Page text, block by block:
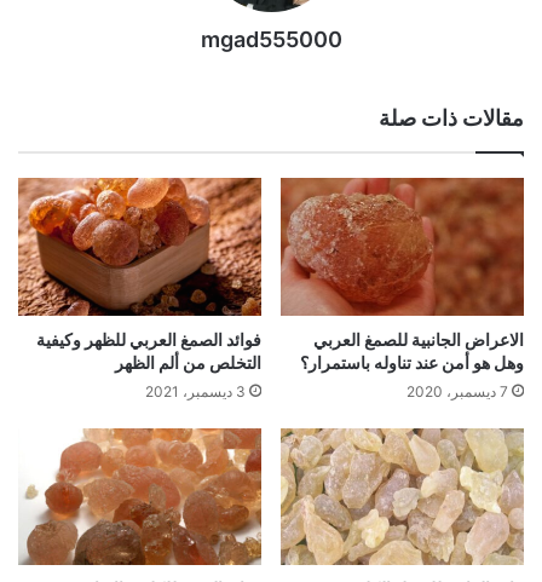
mgad555000
مقالات ذات صلة
الاعراض الجانبية للصمغ العربي
وهل هو أمن عند تناوله باستمرار؟
7 ديسمبر، 2020
فوائد الصمغ العربي للظهر وكيفية
التخلص من ألم الظهر
3 ديسمبر، 2021